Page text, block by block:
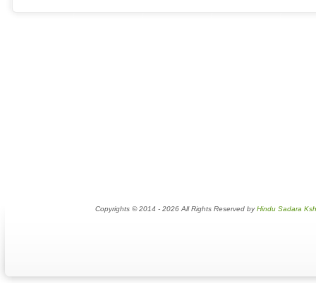
Copyrights © 2014 - 2026 All Rights Reserved byHindu Sadara